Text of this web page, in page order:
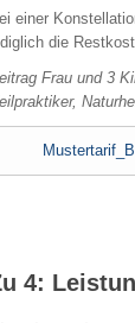
einer
die
Frau und 3
4: